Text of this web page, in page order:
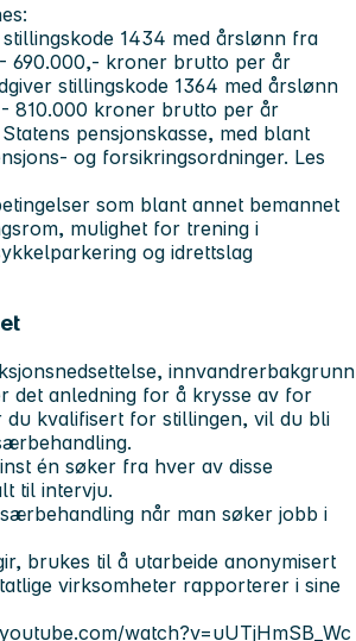
stillingskode 1434 med årslønn fra
690.000,- kroner brutto per år
stillingskode 1364 med årslønn
810.000 kroner brutto per år
pensjonskasse, med blant
og forsikringsordninger. Les
som blant annet bemannet
mulighet for trening i
og idrettslag
innvandrerbakgrunn
det anledning for å krysse av for
du kvalifisert for stillingen, vil du bli
én søker fra hver av disse
til intervju.
når man søker jobb i
brukes til å utarbeide anonymisert
virksomheter rapporterer i sine
watch?v=uUTjHmSB_Wc